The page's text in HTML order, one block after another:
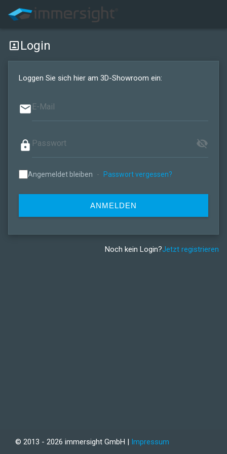
portrait Login
Loggen Sie sich hier am 3D-Showroom ein:
email
lock visibility_off
Angemeldet bleiben - Passwort vergessen?
ANMELDEN
Noch kein Login?Jetzt registrieren
© 2013 - 2026 immersight GmbH | Impressum